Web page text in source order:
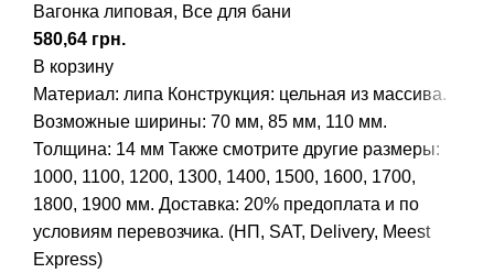
Вагонка липовая, Все для бани
грн.
В корзину
Материал: липа Конструкция: цельная из массива.
Возможные ширины: 70 мм, 85 мм, 110 мм.
Толщина: 14 мм Также смотрите другие размеры:
1000, 1100, 1200, 1300, 1400, 1500, 1600, 1700,
1800, 1900 мм. Доставка: 20% предоплата и по
условиям перевозчика. (НП, SAT, Delivery, Meest
Express)